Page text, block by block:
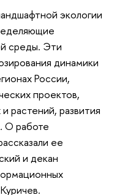
экологии
среды. Эти
динамики
России,
проектов,
растений, развития
О работе
ее
и декан